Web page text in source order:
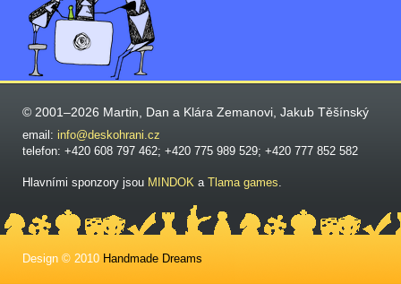
© 2001–2026 Martin, Dan a Klára Zemanovi, Jakub Těšínský
email: info@deskohrani.cz
telefon: +420 608 797 462; +420 775 989 529; +420 777 852 582
Hlavními sponzory jsou MINDOK a Tlama games.
Design © 2010 Handmade Dreams